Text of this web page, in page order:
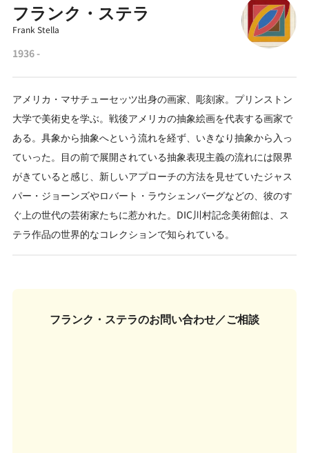
フランク・ステラ
Frank Stella
1936 -
アメリカ・マサチューセッツ出身の画家、彫刻家。プリンストン
大学で美術史を学ぶ。戦後アメリカの抽象絵画を代表する画家で
ある。具象から抽象へという流れを経ず、いきなり抽象から入っ
ていった。目の前で展開されている抽象表現主義の流れには限界
がきていると感じ、新しいアプローチの方法を見せていたジャス
パー・ジョーンズやロバート・ラウシェンバーグなどの、彼のす
ぐ上の世代の芸術家たちに惹かれた。DIC川村記念美術館は、ス
テラ作品の世界的なコレクションで知られている。
フランク・ステラのお問い合わせ／ご相談